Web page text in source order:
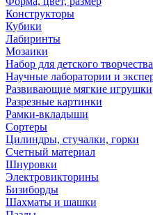
Конструкторы
Кубики
Лабиринты
Мозаики
Набор для детского творчества
Научные лаборатории и
Развивающие мягкие игрушки
Разрезные картинки
Рамки-вкладыши
Сортеры
Цилиндры, стучалки, горки
Счетный материал
Шнуровки
Электровикторины
Бизиборды
Шахматы и шашки